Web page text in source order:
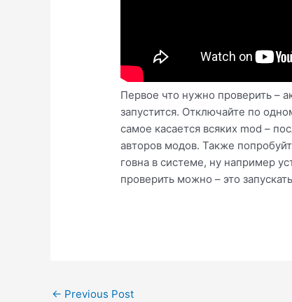
Первое что нужно проверить –
запустится. Отключайте по
самое касается всяких mod –
авторов модов. Также
говна в системе, ну например
проверить можно – это
Post
← Previous Post